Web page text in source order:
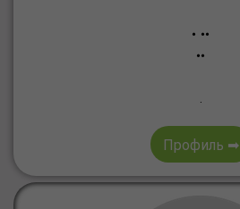
. ..
..
.
Профиль ➡